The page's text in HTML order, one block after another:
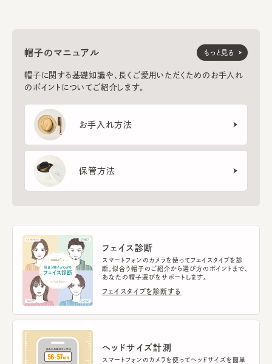
帽子のマニュアル
帽子に関する基礎知識や、長くご愛用いただくためのお手入れ
のポイントについてご紹介します。
お手入れ方法
保管方法
もっと見る
フェイス診断
スマートフォンのカメラを使ってフェイスタイプを診
断。似合う帽子のご紹介から選び方のポイントまで、
あなたの帽子選びをサポートします。
フェイスタイプを診断する
ヘッドサイズ計測
スマートフォンのカメラを使ってヘッドサイズを簡単